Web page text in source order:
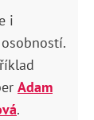
i
Adam
.